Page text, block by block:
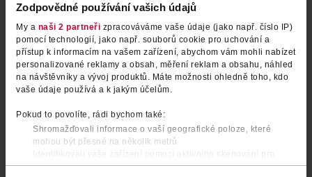
Zodpovědné používání vašich údajů
My a naši 2 partneři zpracováváme vaše údaje (jako např. číslo IP)
pomocí technologií, jako např. souborů cookie pro uchování a
přístup k informacím na vašem zařízení, abychom vám mohli nabízet
personalizované reklamy a obsah, měření reklam a obsahu, náhled
na návštěvníky a vývoj produktů. Máte možnosti ohledně toho, kdo
vaše údaje používá a k jakým účelům.
Pokud to povolíte, rádi bychom také:
Shromažďovali informace o vaší geografické poloze, které
mohou být přesné na několik metrů
Identifikovali vaše zařízení pomocí aktivního skenování pro
konkrétní charakteristiky (otisk prstu)
Prostředek na mytí nádobí
Aloe Vera & Pink Jasmin 900
Jar 900 ml
84.90 Kč
Obj. č.: 914093
Prostředek na mytí nádobí
Aloe Vera&Pink Jasmin 450 ml
Jar 450 ml
49.90 Kč